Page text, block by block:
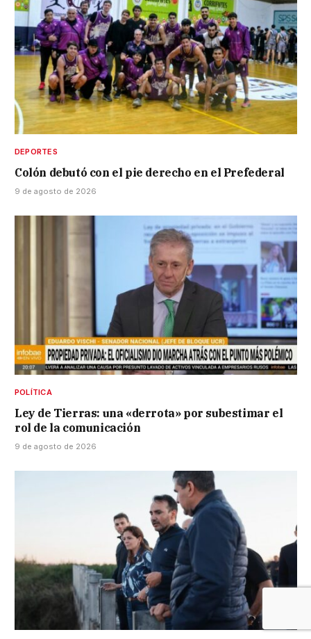
DEPORTES
Colón debutó con el pie derecho en el Prefederal
9 de agosto de 2026
POLÍTICA
Ley de Tierras: una «derrota» por subestimar el
rol de la comunicación
9 de agosto de 2026